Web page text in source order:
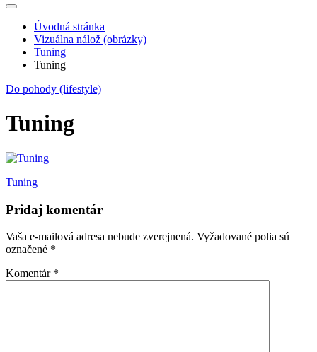
Úvodná stránka
Vizuálna nálož (obrázky)
Tuning
Tuning
Do pohody (lifestyle)
Tuning
Navigácia
v
článku
Tuning
Pridaj komentár
Vaša e-mailová adresa nebude zverejnená. Vyžadované polia sú
označené *
Komentár *